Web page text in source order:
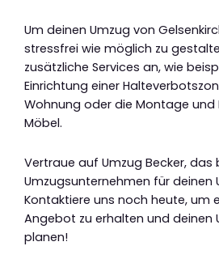
Um deinen Umzug von
stressfrei wie möglich zu
zusätzliche Services an, wie
Einrichtung einer
Wohnung oder die Montage
Möbel.
Vertraue auf Umzug Becker, das
Umzugsunternehmen für deinen
Kontaktiere uns noch heute, um
Angebot zu erhalten und deinen
planen!